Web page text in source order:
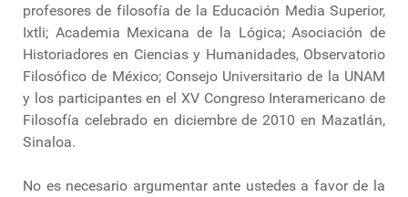
profesores de filosofía de la Educación Media Superior,
Ixtli; Academia Mexicana de la Lógica; Asociación de
Historiadores en Ciencias y Humanidades, Observatorio
Filosófico de México; Consejo Universitario de la UNAM
y los participantes en el XV Congreso Interamericano de
Filosofía celebrado en diciembre de 2010 en Mazatlán,
Sinaloa.
No es necesario argumentar ante ustedes a favor de la